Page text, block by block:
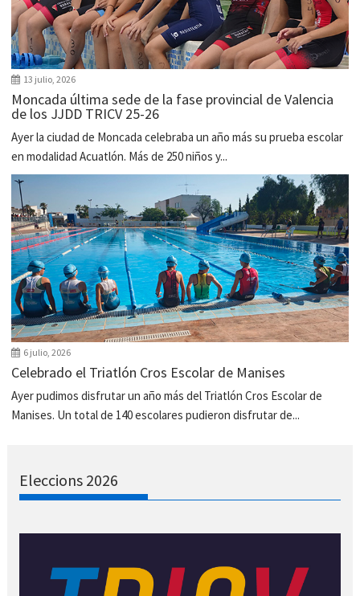
13 julio, 2026
Moncada última sede de la fase provincial de Valencia
de los JJDD TRICV 25-26
Ayer la ciudad de Moncada celebraba un año más su prueba escolar
en modalidad Acuatlón. Más de 250 niños y...
6 julio, 2026
Celebrado el Triatlón Cros Escolar de Manises
Ayer pudimos disfrutar un año más del Triatlón Cros Escolar de
Manises. Un total de 140 escolares pudieron disfrutar de...
Eleccions 2026